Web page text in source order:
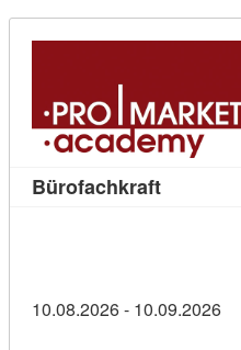
Bürofachkraft
10.08.2026 - 10.09.2026